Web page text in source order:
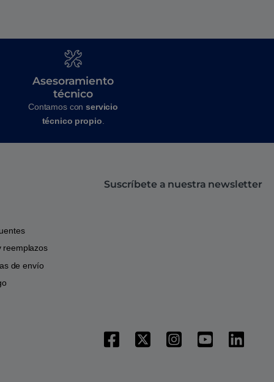
Asesoramiento
técnico
Contamos conservicio
técnico propio
reemplazos
de envío
Suscríbete a nuestra newsletter